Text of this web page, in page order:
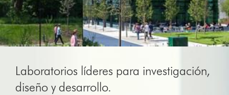
Laboratorios líderes para investigación,
diseño y desarrollo.